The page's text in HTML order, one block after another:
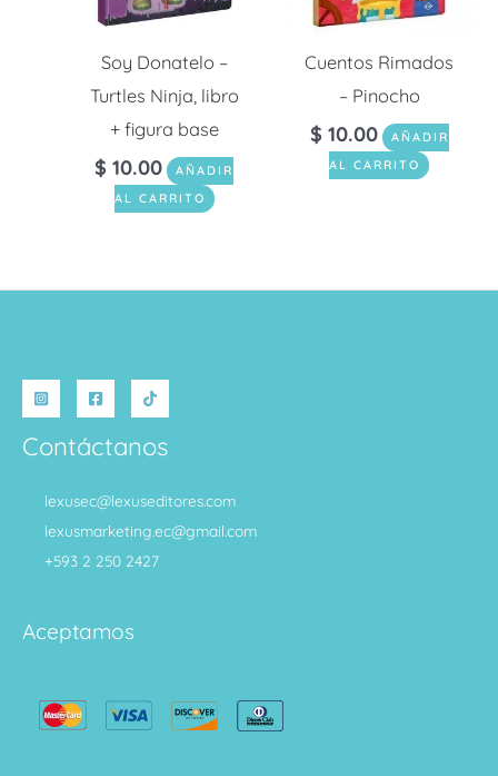
Soy Donatelo –
Turtles Ninja, libro
+ figura base
$ 10.00
AÑADIR
AL CARRITO
Cuentos Rimados
– Pinocho
$ 10.00
AÑADIR
AL CARRITO
Contáctanos
lexusec@lexuseditores.com
lexusmarketing.ec@gmail.com
+593 2 250 2427
Aceptamos